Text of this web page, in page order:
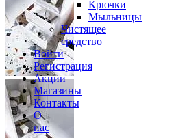
Крючки
Мыльницы
Чистящее
средство
Войти
Регистрация
Акции
Магазины
Контакты
О
нас